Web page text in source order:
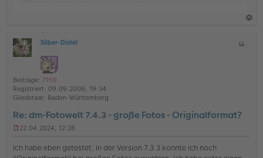
ff
n
e
Silber-Distel
Beiträge: 7159
Registriert: 09.09.2008, 19:34
Gliedstaat: Baden-Württemberg
Re: dm-Fotowelt 7.4.3 - große Fotos - Originalformat?
n
g
22.04.2024, 12:28
Ich habe eben getestet, in der Version 7.3.3 konnte ich noch